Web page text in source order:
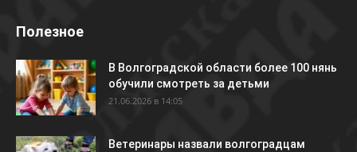
Полезное
В Волгоградской области более 100 нянь
обучили смотреть за детьми
21.06.2026 в 14:05
Ветеринары назвали волгоградцам